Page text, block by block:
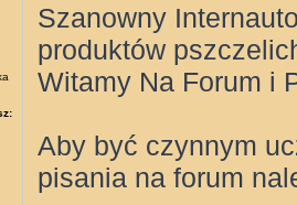
Szanowny
produktów
Witamy Na Forum i
Aby być czynnym
pisania na forum